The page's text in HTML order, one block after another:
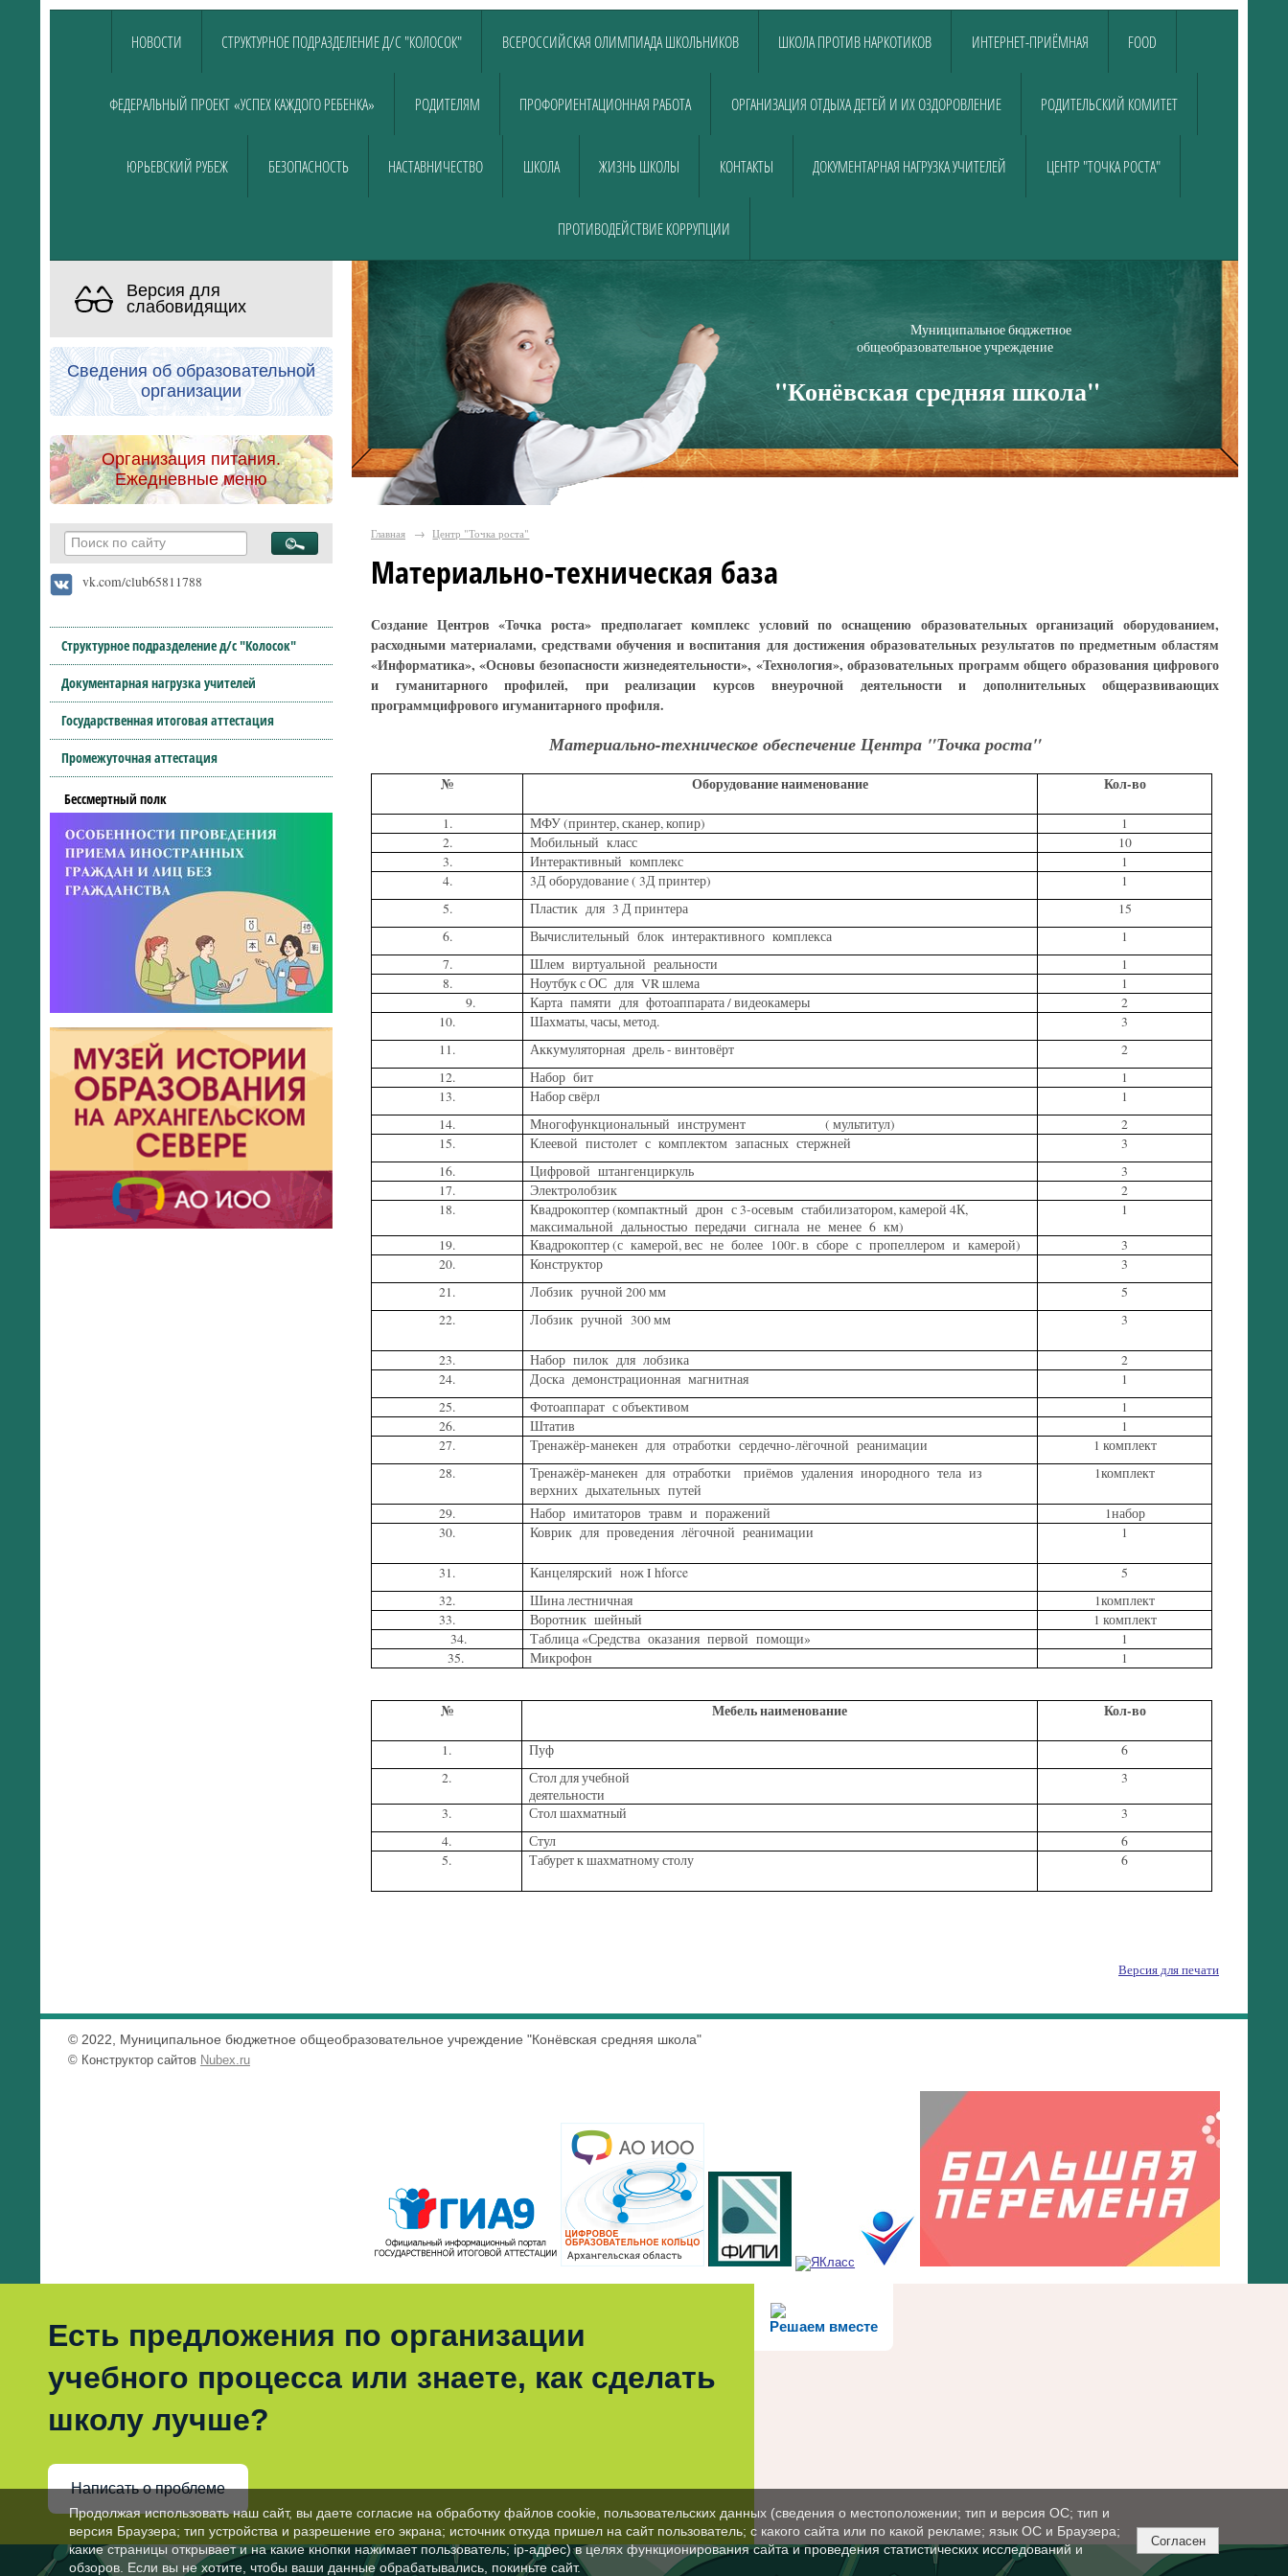
НОВОСТИ СТРУКТУРНОЕ ПОДРАЗДЕЛЕНИЕ Д/С "КОЛОСОК" ВСЕРОССИЙСКАЯ ОЛИМПИАДА ШКОЛЬНИКОВ ШКОЛА ПРОТИВ НАРКОТИКОВ ИНТЕРНЕТ-ПРИЁМНАЯ FOOD
ФЕДЕРАЛЬНЫЙ ПРОЕКТ «УСПЕХ КАЖДОГО РЕБЕНКА» РОДИТЕЛЯМ ПРОФОРИЕНТАЦИОННАЯ РАБОТА ОРГАНИЗАЦИЯ ОТДЫХА ДЕТЕЙ И ИХ ОЗДОРОВЛЕНИЕ РОДИТЕЛЬСКИЙ КОМИТЕТ
ЮРЬЕВСКИЙ РУБЕЖ БЕЗОПАСНОСТЬ НАСТАВНИЧЕСТВО ШКОЛА ЖИЗНЬ ШКОЛЫ КОНТАКТЫ ДОКУМЕНТАРНАЯ НАГРУЗКА УЧИТЕЛЕЙ ЦЕНТР "ТОЧКА РОСТА"
ПРОТИВОДЕЙСТВИЕ КОРРУПЦИИ
Версия для
слабовидящих
Сведения об образовательной
организации
Организация питания.
Ежедневные меню
vk.com/club65811788
Структурное подразделение д/с "Колосок"
Документарная нагрузка учителей
Государственная итоговая аттестация
Промежуточная аттестация
Бессмертный полк
Муниципальное бюджетное
общеобразовательное учреждение
"Конёвская средняя школа"
Главная → Центр "Точка роста"
Материально-техническая база
Создание Центров «Точка роста» предполагает комплекс условий по оснащению образовательных организаций оборудованием,
расходными материалами, средствами обучения и воспитания для достижения образовательных результатов по предметным областям
«Информатика», «Основы безопасности жизнедеятельности», «Технология», образовательных программ общего образования цифрового
и гуманитарного профилей, при реализации курсов внеурочной деятельности и дополнительных общеразвивающих
программцифрового игуманитарного профиля.
Материально-техническое обеспечение Центра "Точка роста"
№ Оборудование наименование Кол-во
1. МФУ (принтер, сканер, копир)
1
2.
Мобильный класс
10
3.
Интерактивный комплекс
1
4.
3Д оборудование ( 3Д принтер)
1
5.
Пластик для 3 Д принтера
15
6.
Вычислительный блок интерактивного комплекса
1
7.
Шлем виртуальной реальности
1
8.
Ноутбук с ОС для VR шлема
1
9.
Карта памяти для фотоаппарата / видеокамеры
2
10.
Шахматы, часы, метод.
3
11.
Аккумуляторная дрель - винтовёрт
2
12.
Набор бит
1
13.
Набор свёрл
1
14.
Многофункциональный инструмент ( мультитул)
2
15.
Клеевой пистолет с комплектом запасных стержней
3
16.
Цифровой штангенциркуль
3
17.
Электролобзик
2
18.
Квадрокоптер (компактный дрон с 3-осевым стабилизатором, камерой 4К,
максимальной дальностью передачи сигнала не менее 6 км)
1
19. Квадрокоптер (с камерой, вес не более 100г. в сборе с пропеллером и камерой)
3
20.
Конструктор
3
21.
Лобзик ручной 200 мм
5
22.
Лобзик ручной 300 мм 3
23. Набор пилок для лобзика
2
24.
Доска демонстрационная магнитная
1
25.
Фотоаппарат с объективом
1
26.
Штатив
1
27.
Тренажёр-манекен для отработки сердечно-лёгочной реанимации
1 комплект
28.
Тренажёр-манекен для отработки приёмов удаления инородного тела из
верхних дыхательных путей
1комплект
29. Набор имитаторов травм и поражений
1набор
30.
Коврик для проведения лёгочной реанимации 1
31. Канцелярский нож I hforce
5
32.
Шина лестничная
1комплект
33.
Воротник шейный
1 комплект
34.
Таблица «Средства оказания первой помощи»
1
35.
Микрофон 1
№ Мебель наименование Кол-во
1. Пуф
6
2.
Стол для учебной
деятельности
3
3. Стол шахматный
3
4.
Стул
6
5.
Табурет к шахматному столу 6
Версия для печати
© 2022, Муниципальное бюджетное общеобразовательное учреждение "Конёвская средняя школа"
© Конструктор сайтов Nubex.ru
Решаем вместе
Есть предложения по организации
учебного процесса или знаете, как сделать
школу лучше?
Написать о проблеме
Продолжая использовать наш сайт, вы даете согласие на обработку файлов cookie, пользовательских данных (сведения о местоположении; тип и версия ОС; тип и
версия Браузера; тип устройства и разрешение его экрана; источник откуда пришел на сайт пользователь; с какого сайта или по какой рекламе; язык ОС и Браузера;
какие страницы открывает и на какие кнопки нажимает пользователь; ip-адрес) в целях функционирования сайта и проведения статистических исследований и
обзоров. Если вы не хотите, чтобы ваши данные обрабатывались, покиньте сайт.
Согласен